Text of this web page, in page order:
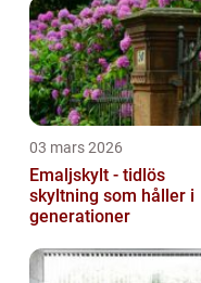
03 mars 2026
Emaljskylt - tidlös
skyltning som håller i
generationer